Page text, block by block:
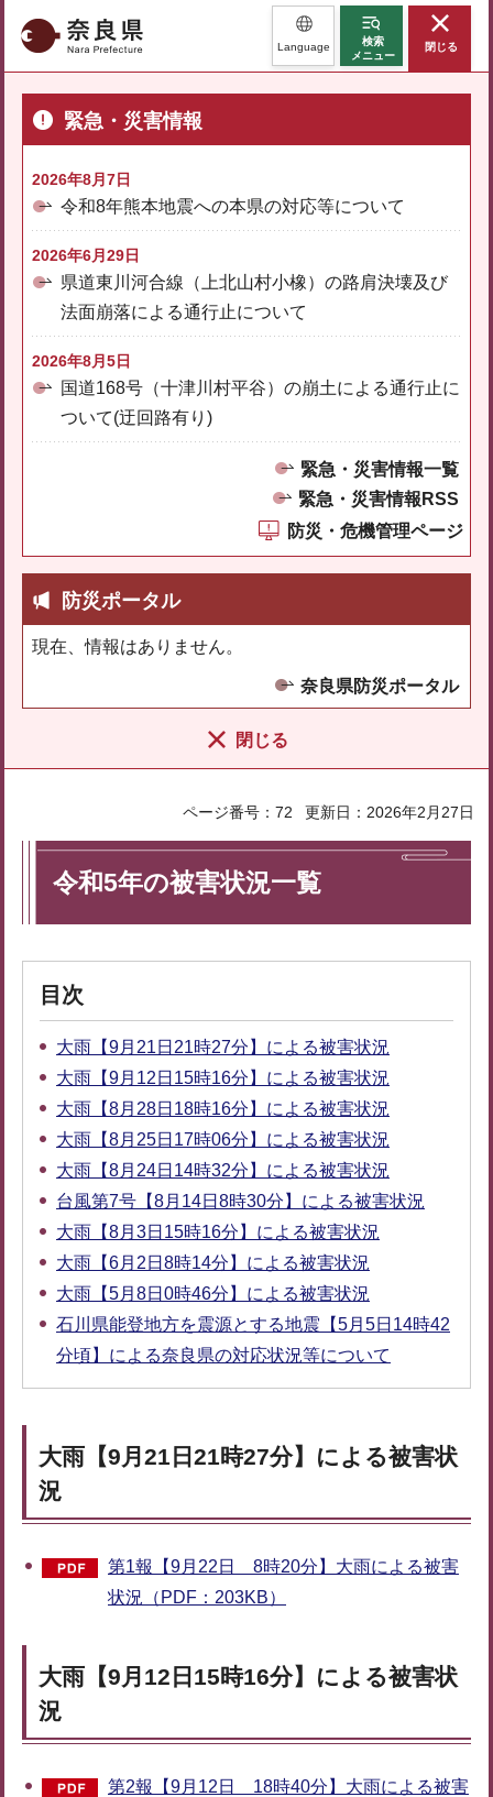
奈良県 Language
検索
メニュー
閉じる
緊急・災害情報
2026年8月7日
令和8年熊本地震への本県の対応等について
2026年6月29日
県道東川河合線（上北山村小橡）の路肩決壊及び
法面崩落による通行止について
2026年8月5日
国道168号（十津川村平谷）の崩土による通行止に
ついて(迂回路有り)
緊急・災害情報一覧
緊急・災害情報RSS
防災・危機管理ページ
防災ポータル
現在、情報はありません。
奈良県防災ポータル
閉じる
ページ番号：72 更新日：2026年2月27日
令和5年の被害状況一覧
目次
大雨【9月21日21時27分】による被害状況
大雨【9月12日15時16分】による被害状況
大雨【8月28日18時16分】による被害状況
大雨【8月25日17時06分】による被害状況
大雨【8月24日14時32分】による被害状況
台風第7号【8月14日8時30分】による被害状況
大雨【8月3日15時16分】による被害状況
大雨【6月2日8時14分】による被害状況
大雨【5月8日0時46分】による被害状況
石川県能登地方を震源とする地震【5月5日14時42
分頃】による奈良県の対応状況等について
大雨【9月21日21時27分】による被害状
況
第1報【9月22日 8時20分】大雨による被害
状況（PDF：203KB）
大雨【9月12日15時16分】による被害状
況
第2報【9月12日 18時40分】大雨による被害